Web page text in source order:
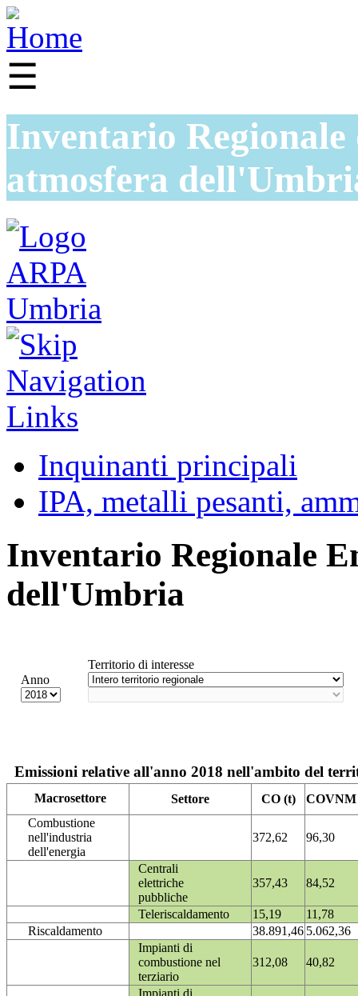
☰
Inventario
atmosfera
Inquinanti principali
IPA, metalli pesanti,
Inventario Regionale
dell'Umbria
Anno
Territorio di interesse
Emissioni relative all'anno 2018 nell'ambito del
Macrosettore Settore CO (t)
COVNM
Combustione
nell'industria
dell'energia
372,62 96,30
Centrali
elettriche
pubbliche
357,43 84,52
Teleriscaldamento 15,19
11,78
Riscaldamento
38.891,46 5.062,36
Impianti di
combustione nel
terziario
312,08 40,82